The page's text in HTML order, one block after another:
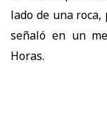
lado de una
señaló en un
Horas.